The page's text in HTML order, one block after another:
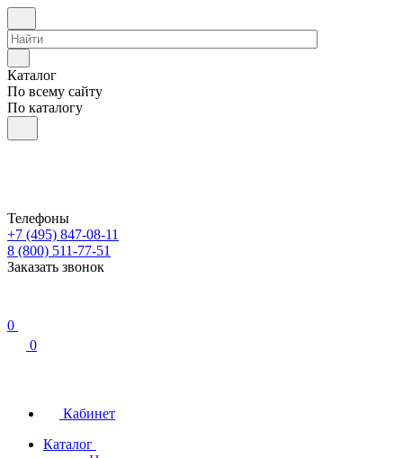
Каталог
По всему сайту
По каталогу
Телефоны
+7 (495) 847-08-11
8 (800) 511-77-51
Заказать звонок
0
0
Кабинет
Каталог